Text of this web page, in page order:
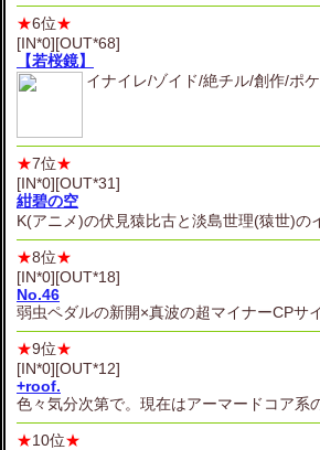
★6位★
[IN*0][OUT*68]
【若桜鏡】
イナイレ/ゾイド/絶チル/創作/ポ
★7位★
[IN*0][OUT*31]
紺碧の空
K(アニメ)の伏見猿比古と淡島世理(猿世)の
★8位★
[IN*0][OUT*18]
No.46
弱虫ペダルの新開×真波の超マイナーCPサ
★9位★
[IN*0][OUT*12]
+roof.
色々気分次第で。現在はアーマードコア系
★10位★